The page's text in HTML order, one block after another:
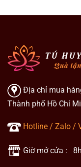
Địa chỉ mua
Thành phố Hồ Chí
Hotline / Zalo /
Giờ mở cửa :